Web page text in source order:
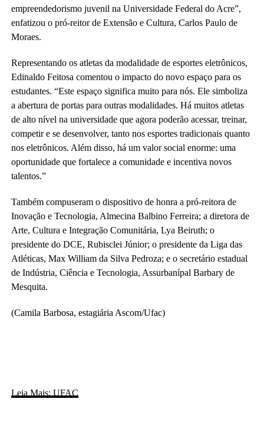
empreendedorismo juvenil na Universidade Federal do Acre”,
enfatizou o pró-reitor de Extensão e Cultura, Carlos Paulo de
Moraes.
Representando os atletas da modalidade de esportes eletrônicos,
Edinaldo Feitosa comentou o impacto do novo espaço para os
estudantes. “Este espaço significa muito para nós. Ele simboliza
a abertura de portas para outras modalidades. Há muitos atletas
de alto nível na universidade que agora poderão acessar, treinar,
competir e se desenvolver, tanto nos esportes tradicionais quanto
nos eletrônicos. Além disso, há um valor social enorme: uma
oportunidade que fortalece a comunidade e incentiva novos
talentos.”
Também compuseram o dispositivo de honra a pró-reitora de
Inovação e Tecnologia, Almecina Balbino Ferreira; a diretora de
Arte, Cultura e Integração Comunitária, Lya Beiruth; o
presidente do DCE, Rubisclei Júnior; o presidente da Liga das
Atléticas, Max William da Silva Pedroza; e o secretário estadual
de Indústria, Ciência e Tecnologia, Assurbanípal Barbary de
Mesquita.
(Camila Barbosa, estagiária Ascom/Ufac)
Leia Mais: UFAC